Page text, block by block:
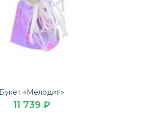
Букет «Мелодия»
11 739 ₽